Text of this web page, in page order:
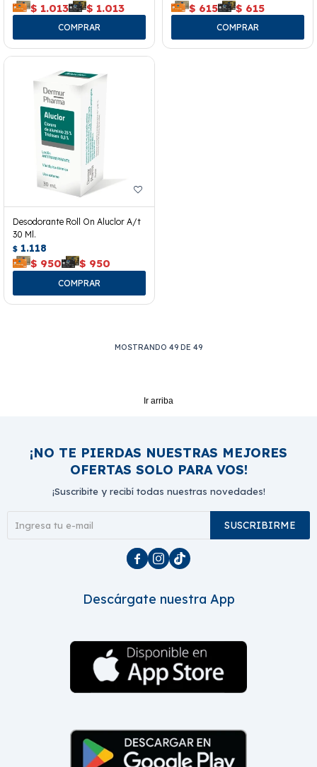
$ 1.013 $ 1.013 $ 615 $ 615
Desodorante Roll On Aluclor A/t
30 Ml.
$ 1.118
$ 950 $ 950
MOSTRANDO 49 DE 49
Ir arriba
¡NO TE PIERDAS NUESTRAS MEJORES
OFERTAS SOLO PARA VOS!
¡Suscribite y recibí todas nuestras novedades!
SUSCRIBIRME
  
Descárgate nuestra App